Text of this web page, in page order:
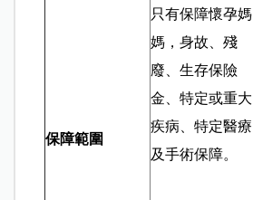
保障範圍
只有保障懷孕媽
媽，身故、殘
廢、生存保險
金、特定或重大
疾病、特定醫療
及手術保障。